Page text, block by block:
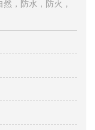
，防水，防火，